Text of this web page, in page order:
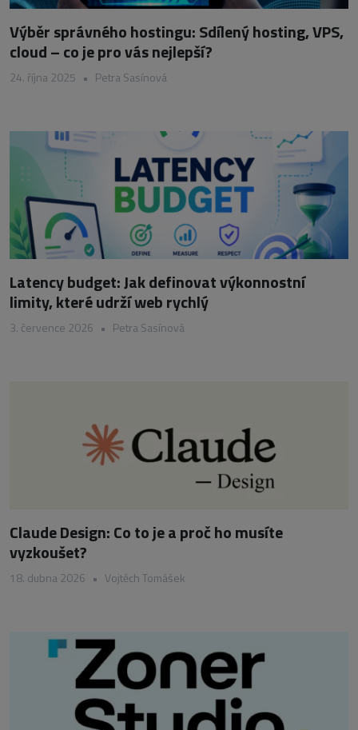
Výběr správného hostingu: Sdílený hosting, VPS,
cloud – co je pro vás nejlepší?
24. října 2025 • Petra Sasínová
Latency budget: Jak definovat výkonnostní
limity, které udrží web rychlý
3. července 2026 • Petra Sasínová
Claude Design: Co to je a proč ho musíte
vyzkoušet?
18. dubna 2026 • Vojtěch Tomášek